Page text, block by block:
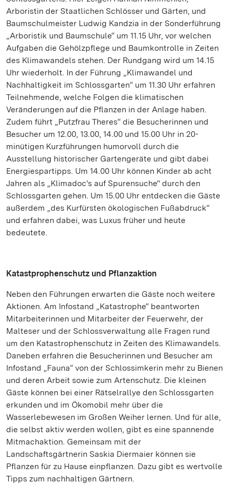
Arboristin der Staatlichen Schlösser und Gärten, und
Baumschulmeister Ludwig Kandzia in der Sonderführung
„Arboristik und Baumschule“ um 11.15 Uhr, vor welchen
Aufgaben die Gehölzpflege und Baumkontrolle in Zeiten
des Klimawandels stehen. Der Rundgang wird um 14.15
Uhr wiederholt. In der Führung „Klimawandel und
Nachhaltigkeit im Schlossgarten“ um 11.30 Uhr erfahren
Teilnehmende, welche Folgen die klimatischen
Veränderungen auf die Pflanzen in der Anlage haben.
Zudem führt „Putzfrau Theres“ die Besucherinnen und
Besucher um 12.00, 13.00, 14.00 und 15.00 Uhr in 20-
minütigen Kurzführungen humorvoll durch die
Ausstellung historischer Gartengeräte und gibt dabei
Energiespartipps. Um 14.00 Uhr können Kinder ab acht
Jahren als „Klimadoc's auf Spurensuche" durch den
Schlossgarten gehen. Um 15.00 Uhr entdecken die Gäste
außerdem „des Kurfürsten ökologischen Fußabdruck“
und erfahren dabei, was Luxus früher und heute
bedeutete.
Katastprophenschutz und Pflanzaktion
Neben den Führungen erwarten die Gäste noch weitere
Aktionen. Am Infostand „Katastrophe“ beantworten
Mitarbeiterinnen und Mitarbeiter der Feuerwehr, der
Malteser und der Schlossverwaltung alle Fragen rund
um den Katastrophenschutz in Zeiten des Klimawandels.
Daneben erfahren die Besucherinnen und Besucher am
Infostand „Fauna“ von der Schlossimkerin mehr zu Bienen
und deren Arbeit sowie zum Artenschutz. Die kleinen
Gäste können bei einer Rätselrallye den Schlossgarten
erkunden und im Ökomobil mehr über die
Wasserlebewesen im Großen Weiher lernen. Und für alle,
die selbst aktiv werden wollen, gibt es eine spannende
Mitmachaktion. Gemeinsam mit der
Landschaftsgärtnerin Saskia Diermaier können sie
Pflanzen für zu Hause einpflanzen. Dazu gibt es wertvolle
Tipps zum nachhaltigen Gärtnern.